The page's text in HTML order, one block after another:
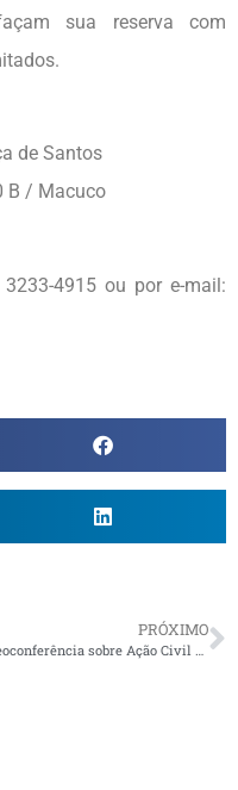
sua reserva com
de Santos
B / Macuco
4915 ou por e-mail:
PRÓXIMO
Videoconferência sobre Ação Civil Pública da AMBEP